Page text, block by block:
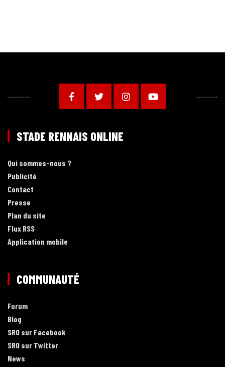
STADE RENNAIS ONLINE
Qui sommes-nous ?
Publicité
Contact
Presse
Plan du site
Flux RSS
Application mobile
COMMUNAUTÉ
Forum
Blog
SRO sur Facebook
SRO sur Twitter
News